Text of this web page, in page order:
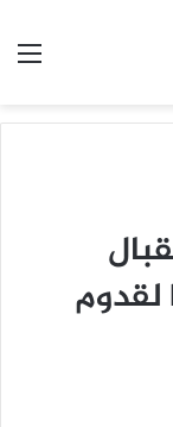
لقدوم